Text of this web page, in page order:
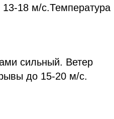
18 м/с.Температура
сильный. Ветер
до 15-20 м/с.